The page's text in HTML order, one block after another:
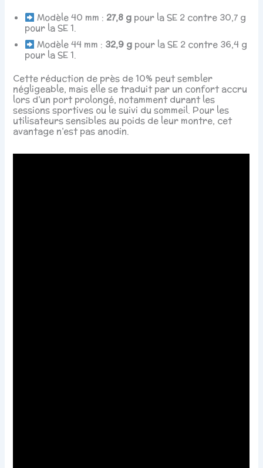
Modèle 40 mm : 27,8 g pour la SE 2 contre 30,7 g
pour la SE 1.
Modèle 44 mm : 32,9 g pour la SE 2 contre 36,4 g
pour la SE 1.
Cette réduction de près de 10% peut sembler
négligeable, mais elle se traduit par un confort accru
lors d’un port prolongé, notamment durant les
sessions sportives ou le suivi du sommeil. Pour les
utilisateurs sensibles au poids de leur montre, cet
avantage n’est pas anodin.